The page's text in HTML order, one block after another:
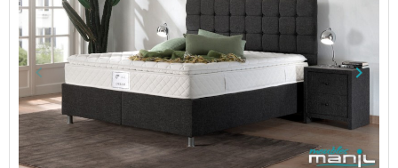
Précédent
keyboard_arrow_left keyboard_arrow_right